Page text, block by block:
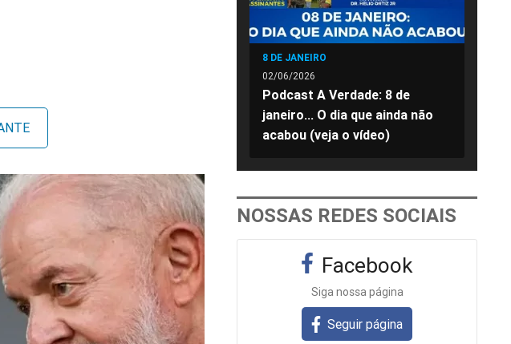
8 DE JANEIRO
02/06/2026
Podcast A Verdade: 8 de
janeiro... O dia que ainda não
acabou (veja o vídeo)
NOSSAS REDES SOCIAIS
Facebook
Siga nossa página
Seguir página